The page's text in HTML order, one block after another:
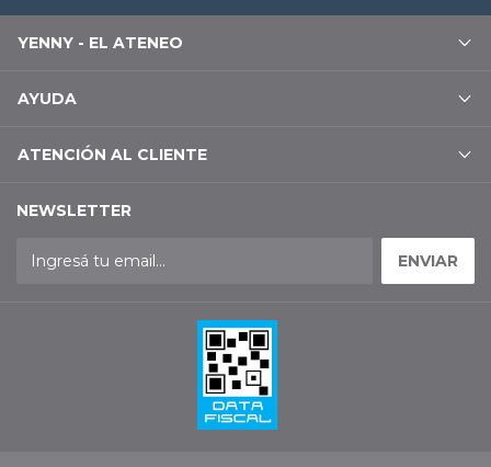
YENNY - EL ATENEO
AYUDA
ATENCIÓN AL CLIENTE
NEWSLETTER